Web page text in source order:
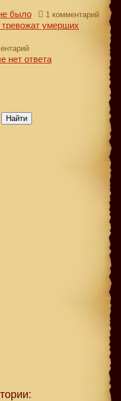
было 1 комментарий
умерших
нет ответа
Найти